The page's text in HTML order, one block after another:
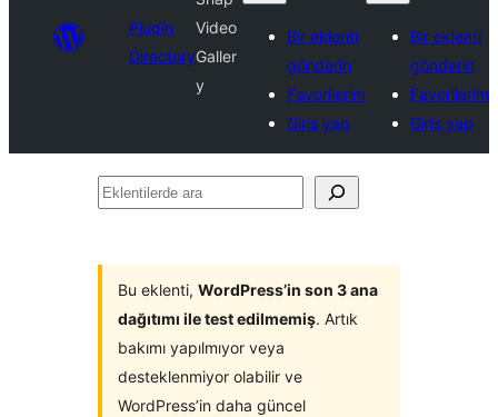
Plugin
Directory
Video
Galler
y
Bir eklenti
gönderin
Favorilerim
Giriş yap
Bir eklenti
gönderin
Favorilerim
Giriş yap
Eklentilerde
Bu eklenti, WordPress’in son 3 ana
dağıtımı ile test edilmemiş. Artık
bakımı yapılmıyor veya
desteklenmiyor olabilir ve
WordPress’in daha güncel